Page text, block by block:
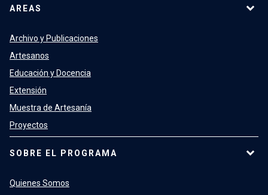
AREAS
Archivo y Publicaciones
Artesanos
Educación y Docencia
Extensión
Muestra de Artesanía
Proyectos
SOBRE EL PROGRAMA
Quienes Somos